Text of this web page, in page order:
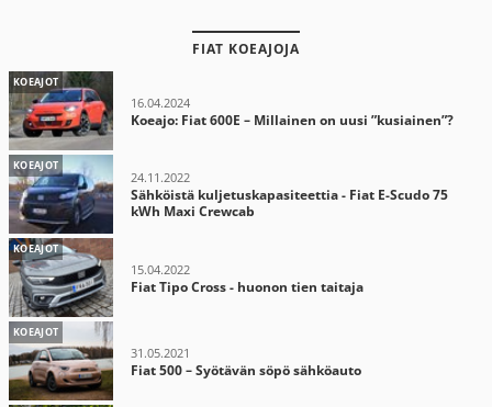
FIAT KOEAJOJA
KOEAJOT
16.04.2024
Koeajo: Fiat 600E – Millainen on uusi ”kusiainen”?
KOEAJOT
24.11.2022
Sähköistä kuljetuskapasiteettia - Fiat E-Scudo 75
kWh Maxi Crewcab
KOEAJOT
15.04.2022
Fiat Tipo Cross - huonon tien taitaja
KOEAJOT
31.05.2021
Fiat 500 – Syötävän söpö sähköauto